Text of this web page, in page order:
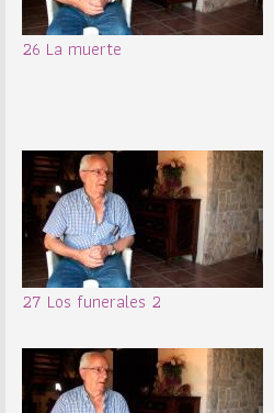
26 La muerte
27 Los funerales 2